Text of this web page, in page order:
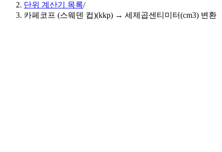
단위 계산기 목록/
카페코프 (스웨덴 컵)(kkp) → 세제곱센티미터(cm3) 변환